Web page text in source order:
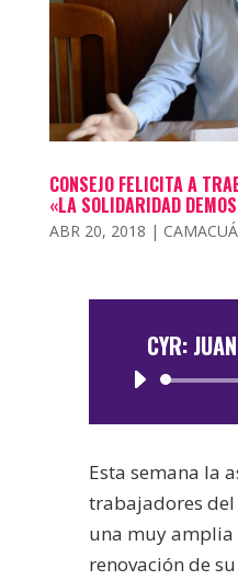
CONSEJO FELICITA A
«LA SOLIDARIDAD
ABR 20, 2018 |
CYR:
Esta semana la
trabajadores del
una muy
renovación de